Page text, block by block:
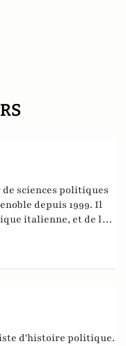
sciences politiques
depuis 1999. Il
italienne, et de la
sous l’angle des
d'histoire politique.